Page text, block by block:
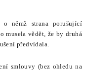
o němž strana porušující
musela vědět, že by druhá
předvídala.
smlouvy (bez ohledu na